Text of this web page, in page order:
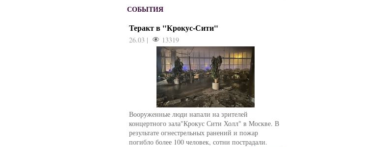
СОБЫТИЯ
Теракт в "Крокус-Сити"
26.03 | 13319
Вооруженные люди напали на зрителей
концертного зала"Крокус Сити Холл" в Москве. В
результате огнестрельных ранений и пожар
погибло более 100 человек, сотни пострадали.